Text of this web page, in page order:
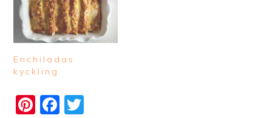
Enchiladas
kyckling
Pinterest
Facebook